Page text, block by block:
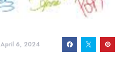
April 6, 2024